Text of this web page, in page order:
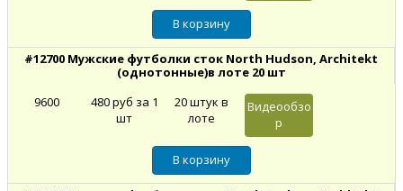
#12700 Мужские футболки сток North Hudson, Architekt
(однотонные)в лоте 20 шт
9600
480 руб за 1
шт
20 штук в
лоте
Видеообзо
р